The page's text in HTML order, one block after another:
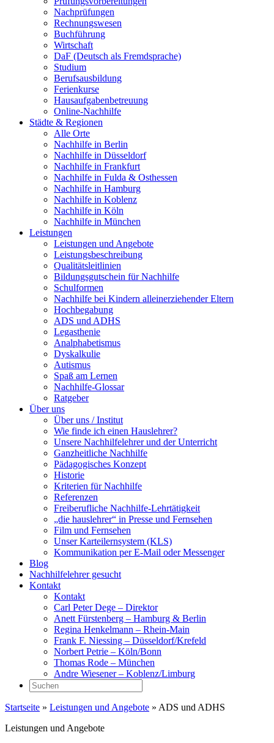
Nachprüfungen
Rechnungswesen
Buchführung
Wirtschaft
DaF (Deutsch als Fremdsprache)
Studium
Berufsausbildung
Ferienkurse
Hausaufgabenbetreuung
Online-Nachhilfe
Städte & Regionen
Alle Orte
Nachhilfe in Berlin
Nachhilfe in Düsseldorf
Nachhilfe in Frankfurt
Nachhilfe in Fulda & Osthessen
Nachhilfe in Hamburg
Nachhilfe in Koblenz
Nachhilfe in Köln
Nachhilfe in München
Leistungen
Leistungen und Angebote
Leistungsbeschreibung
Qualitätsleitlinien
Bildungsgutschein für Nachhilfe
Schulformen
Nachhilfe bei Kindern alleinerziehender Eltern
Hochbegabung
ADS und ADHS
Legasthenie
Analphabetismus
Dyskalkulie
Autismus
Spaß am Lernen
Nachhilfe-Glossar
Ratgeber
Über uns
Über uns / Institut
Wie finde ich einen Hauslehrer?
Unsere Nachhilfelehrer und der Unterricht
Ganzheitliche Nachhilfe
Pädagogisches Konzept
Historie
Kriterien für Nachhilfe
Referenzen
Freiberufliche Nachhilfe-Lehrtätigkeit
„die hauslehrer“ in Presse und Fernsehen
Film und Fernsehen
Unser Karteilernsystem (KLS)
Kommunikation per E-Mail oder Messenger
Blog
Nachhilfelehrer gesucht
Kontakt
Kontakt
Carl Peter Dege – Direktor
Anett Fürstenberg – Hamburg & Berlin
Regina Henkelmann – Rhein-Main
Frank F. Niessing – Düsseldorf/Krefeld
Norbert Petrie – Köln/Bonn
Thomas Rode – München
Andre Wiesener – Koblenz/Limburg
Startseite » Leistungen und Angebote » ADS und ADHS
Leistungen und Angebote